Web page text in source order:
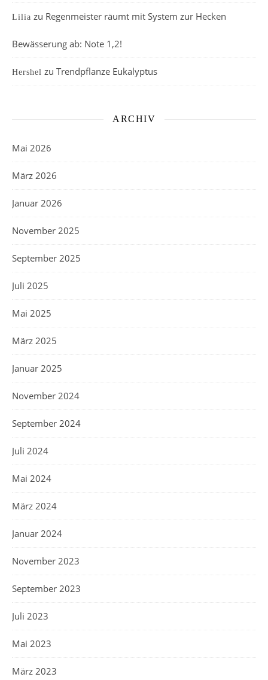
Lilia zu Regenmeister räumt mit System zur Hecken
Bewässerung ab: Note 1,2!
Hershel zu Trendpflanze Eukalyptus
ARCHIV
Mai 2026
März 2026
Januar 2026
November 2025
September 2025
Juli 2025
Mai 2025
März 2025
Januar 2025
November 2024
September 2024
Juli 2024
Mai 2024
März 2024
Januar 2024
November 2023
September 2023
Juli 2023
Mai 2023
März 2023